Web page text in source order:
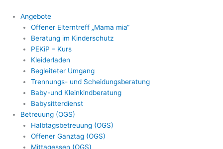
Inhalt
springen
Angebote
Offener Elterntreff „Mama mia“
Beratung im Kinderschutz
PEKiP – Kurs
Kleiderladen
Begleiteter Umgang
Trennungs- und Scheidungsberatung
Baby-und Kleinkindberatung
Babysitterdienst
Betreuung (OGS)
Halbtagsbetreuung (OGS)
Offener Ganztag (OGS)
Mittagessen (OGS)